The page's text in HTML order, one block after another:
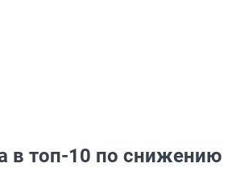
в топ-10 по снижению